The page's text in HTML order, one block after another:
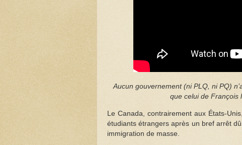
Aucun gouvernement (ni PLQ, ni PQ)
que celui de François
Le Canada, contrairement aux États-
étudiants étrangers après un bref arrêt
immigration de masse.